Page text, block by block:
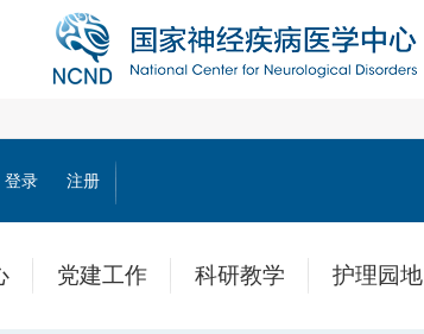
登录 注册
党建工作 科研教学 护理园地